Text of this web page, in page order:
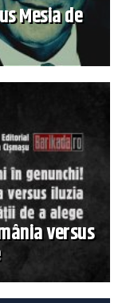
Mesia de
versus